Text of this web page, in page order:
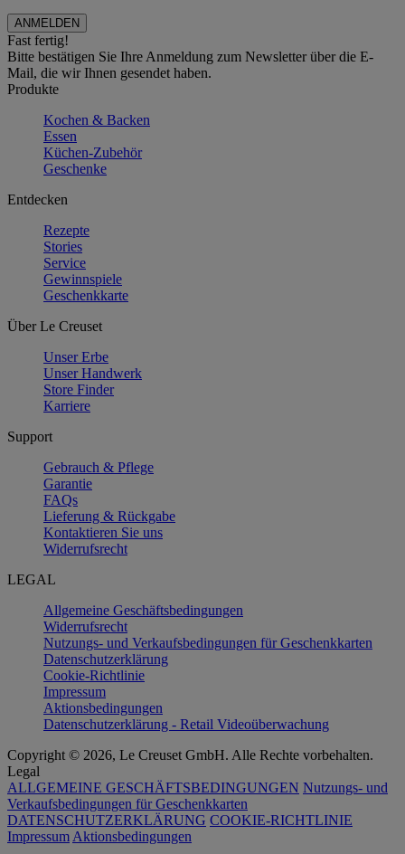
Fast fertig!
Bitte bestätigen Sie Ihre Anmeldung zum Newsletter über die E-
Mail, die wir Ihnen gesendet haben.
Produkte
Kochen & Backen
Essen
Küchen-Zubehör
Geschenke
Entdecken
Rezepte
Stories
Service
Gewinnspiele
Geschenkkarte
Über Le Creuset
Unser Erbe
Unser Handwerk
Store Finder
Karriere
Support
Gebrauch & Pflege
Garantie
FAQs
Lieferung & Rückgabe
Kontaktieren Sie uns
Widerrufsrecht
LEGAL
Allgemeine Geschäftsbedingungen
Widerrufsrecht
Nutzungs- und Verkaufsbedingungen für Geschenkkarten
Datenschutzerklärung
Cookie-Richtlinie
Impressum
Aktionsbedingungen
Datenschutzerklärung - Retail Videoüberwachung
Copyright © 2026, Le Creuset GmbH. Alle Rechte vorbehalten.
Legal
ALLGEMEINE GESCHÄFTSBEDINGUNGEN Nutzungs- und
Verkaufsbedingungen für Geschenkkarten
DATENSCHUTZERKLÄRUNG COOKIE-RICHTLINIE
Impressum Aktionsbedingungen